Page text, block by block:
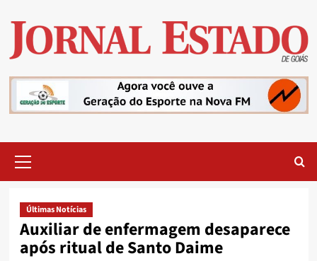
content
Menu
Últimas Notícias
Auxiliar de enfermagem desaparece
após ritual de Santo Daime